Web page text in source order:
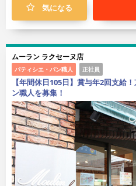
気になる
ムーラン ラクセーヌ店
パティシエ・パン職人 正社員
【年間休日105日】賞与年2回支給
ン職人を募集！